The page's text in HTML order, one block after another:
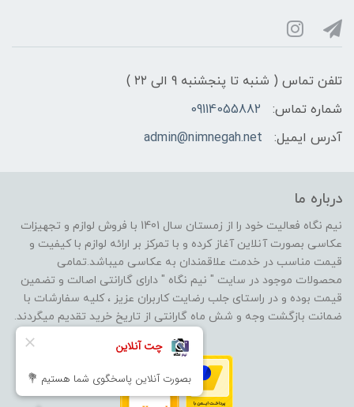
تلفن تماس ( شنبه تا پنجشنبه 9 الی ۲۲ )
شماره تماس:
09114055882
آدرس ایمیل:
admin@nimnegah.net
درباره ما
نیم نگاه فعالیت خود را از زمستان سال 1401 با فروش لوازم و تجهیزات
عکاسی بصورت آنلاین آغاز کرده و با تمرکز بر ارائه لوازم با کیفیت و
قیمت مناسب در خدمت علاقمندان به عکاسی میباشد.تمامی
محصولات موجود در سایت " نیم نگاه " دارای گارانتی اصالت و تضمین
قیمت بوده و در راستای جلب رضایت کاربران عزیز ، کلیه سفارشات با
ضمانت بازگشت وجه و شش ماه گارانتی از تاریخ خرید تقدیم میگردند.